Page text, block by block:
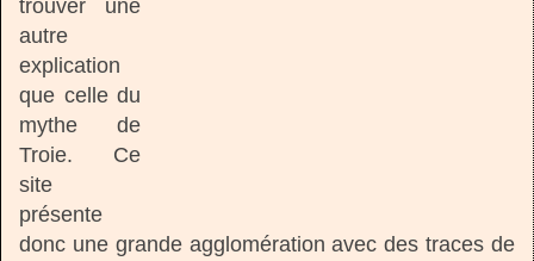
trouver une
autre
explication
que celle du
mythe de
Troie. Ce
site
présente
donc une grande agglomération avec des traces de